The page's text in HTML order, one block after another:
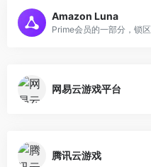
Amazon Luna
Prime会员的一部分，锁区
网易云游戏平台
腾讯云游戏